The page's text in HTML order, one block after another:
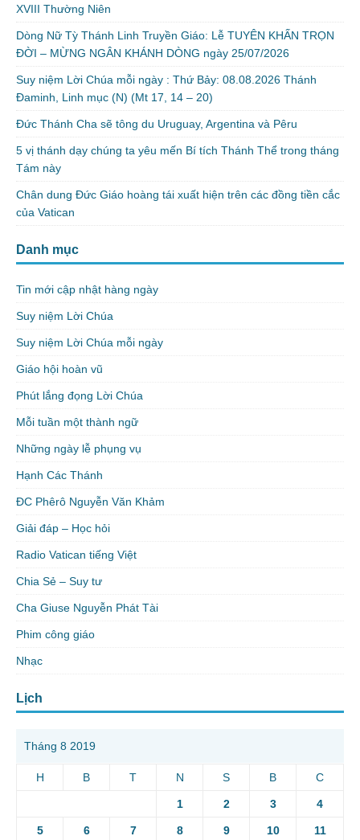
XVIII Thường Niên
Dòng Nữ Tỳ Thánh Linh Truyền Giáo: Lễ TUYÊN KHẤN TRỌN
ĐỜI – MỪNG NGÂN KHÁNH DÒNG ngày 25/07/2026
Suy niệm Lời Chúa mỗi ngày : Thứ Bảy: 08.08.2026 Thánh
Đaminh, Linh mục (N) (Mt 17, 14 – 20)
Đức Thánh Cha sẽ tông du Uruguay, Argentina và Pêru
5 vị thánh dạy chúng ta yêu mến Bí tích Thánh Thể trong tháng
Tám này
Chân dung Đức Giáo hoàng tái xuất hiện trên các đồng tiền cắc
của Vatican
Danh mục
Tin mới cập nhật hàng ngày
Suy niệm Lời Chúa
Suy niệm Lời Chúa mỗi ngày
Giáo hội hoàn vũ
Phút lắng đọng Lời Chúa
Mỗi tuần một thành ngữ
Những ngày lễ phụng vụ
Hạnh Các Thánh
ĐC Phêrô Nguyễn Văn Khảm
Giải đáp – Học hỏi
Radio Vatican tiếng Việt
Chia Sẻ – Suy tư
Cha Giuse Nguyễn Phát Tài
Phim công giáo
Nhạc
Lịch
Tháng 8 2019
H B T N S B C
1 2 3 4
5 6 7 8 9 10 11